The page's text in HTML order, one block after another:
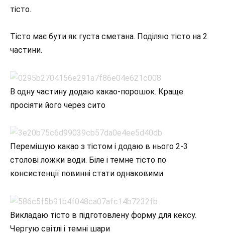
тісто.
Тісто має бути як густа сметана. Поділяю тісто на 2
частини.
В одну частину додаю какао-порошок. Краще
просіяти його через сито
Перемішую какао з тістом і додаю в нього 2-3
столові ложки води. Біле і темне тісто по
консистенції повинні стати однаковими
Викладаю тісто в підготовлену форму для кексу.
Чергую світлі і темні шари